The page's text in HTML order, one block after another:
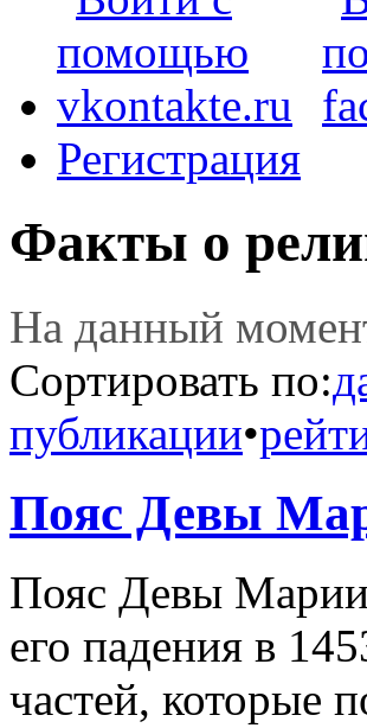
Регистрация
Факты о
На данный
Сортировать по:
публикации•
Пояс Девы
Пояс Девы Марии
его падения в
частей, которые